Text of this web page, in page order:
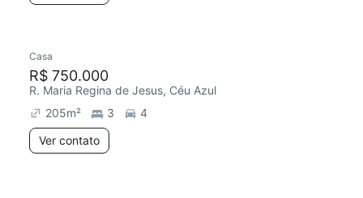
Casa
R$ 750.000
R. Maria Regina de Jesus, Céu Azul
205m² 3
4
Ver contato